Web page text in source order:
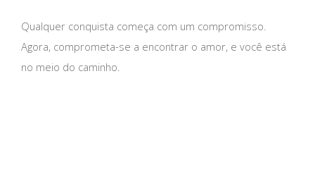
Qualquer conquista começa com um compromisso.
Agora, comprometa-se a encontrar o amor, e você está
no meio do caminho.